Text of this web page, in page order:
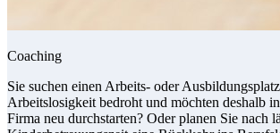
Coaching
Sie suchen einen Arbeits- oder
Arbeitslosigkeit bedroht und möchten deshalb
Firma neu durchstarten? Oder planen Sie nach